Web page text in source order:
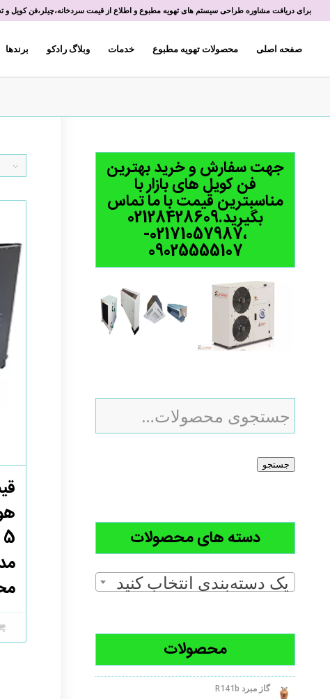
برای دریافت مشاوره طراحی سیستم های تهویه مطبوع و اطلاع از قیمت سردخانه،چیلر،فن کویل و
صفحه اصلی محصولات تهویه مطبوع خدمات وبلاگ رادکو برندها
جهت سفارش و خرید بهترین
فن کویل های بازار با
مناسبترین قیمت با ما تماس
بگیرید.02128428609
،02171057987-
09025555107
جستجو
دسته های محصولات
یک دسته‌بندی انتخاب کنید
محصولات
گاز مبرد R141b